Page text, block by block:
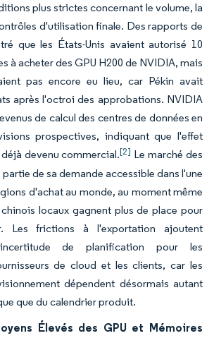
plus strictes concernant le volume, la
d'utilisation finale. Des rapports de
que les États-Unis avaient autorisé 10
à acheter des GPU H200 de NVIDIA, mais
pas encore eu lieu, car Pékin avait
après l'octroi des approbations. NVIDIA
de calcul des centres de données en
prospectives, indiquant que l'effet
devenu commercial.[2] Le marché des
de sa demande accessible dans l'une
d'achat au monde, au moment même
locaux gagnent plus de place pour
Les frictions à l'exportation ajoutent
de planification pour les
de cloud et les clients, car les
dépendent désormais autant
que du calendrier produit.
Élevés des GPU et Mémoires